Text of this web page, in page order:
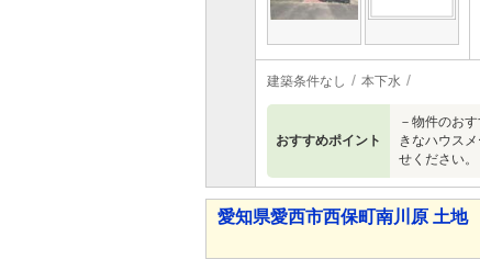
建築条件なし 本下水
おすすめポイント
－物件のお
きなハウス
せください。
愛知県愛西市西保町南川原 土地